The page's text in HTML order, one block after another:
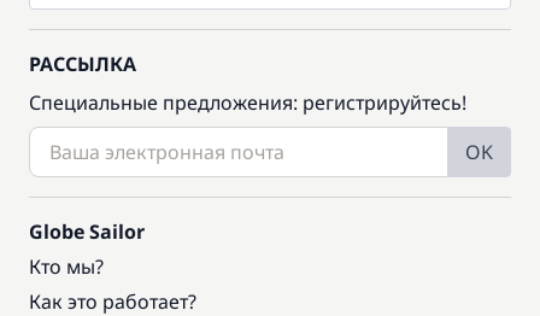
РАССЫЛКА
Специальные предложения: регистрируйтесь!
OK
Globe Sailor
Кто мы?
Как это работает?